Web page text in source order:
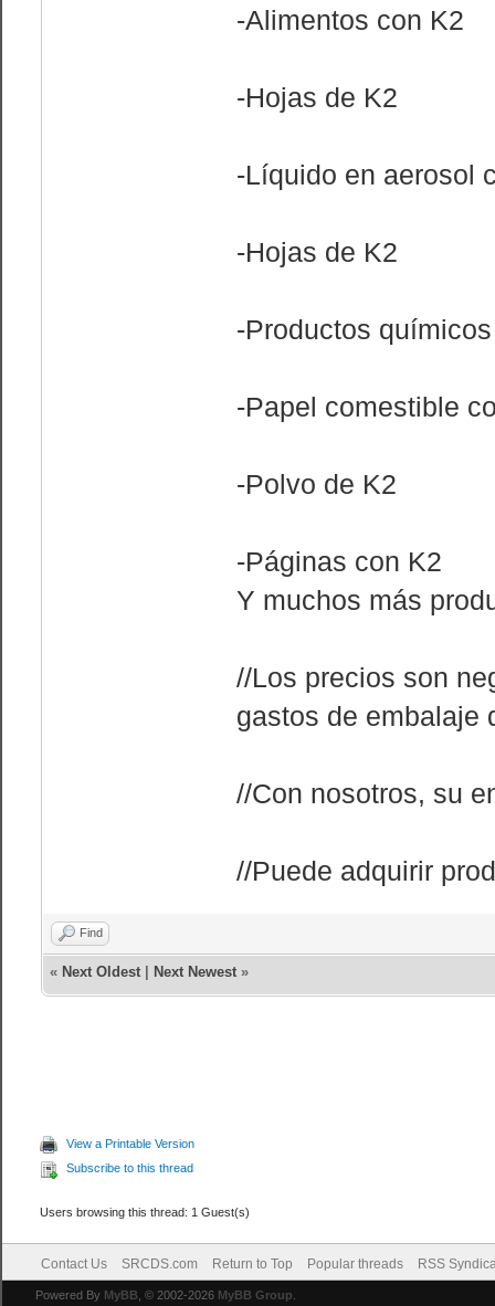
-Alimentos con K2
-Hojas de K2
-Líquido en aerosol
-Hojas de K2
-Productos
-Papel comestible
-Polvo de K2
-Páginas con K2
Y muchos más
//Los precios son
gastos de embalaje
//Con nosotros, su
//Puede adquirir
Find
« Next Oldest| Next Newest»
View a Printable Version
Subscribe to this thread
Users browsing this thread: 1 Guest(s)
Contact Us SRCDS.com Return to Top Popular threads RSS
Powered By MyBB , © 2002-2026 MyBB Group